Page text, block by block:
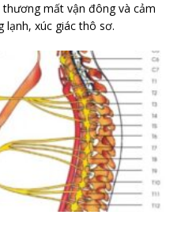
mất vận đông và cảm
lạnh, xúc giác thô sơ.